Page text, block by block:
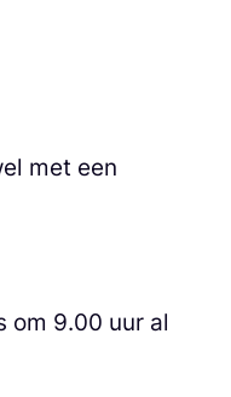
met een
om 9.00 uur al